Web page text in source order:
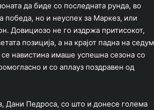
да биде со последната рунда, во
но и неуспех за Маркез, или
Довициозо не го издржа притисокот,
позиција, а на крајот падна на седум
навистина имаше успешна сезона со
и со аплауз поздравен од
Дани Педроса, со што и донесе голема